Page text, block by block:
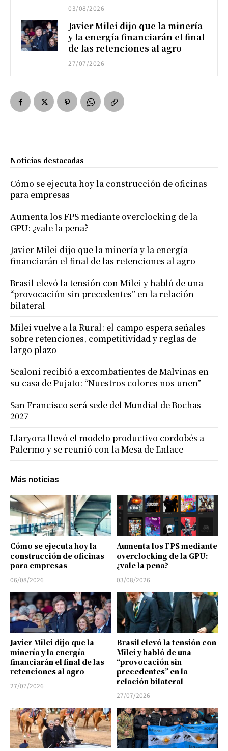
03/08/2026
Javier Milei dijo que la minería
y la energía financiarán el final
de las retenciones al agro
27/07/2026
Más noticias
Cómo se ejecuta hoy la
construcción de oficinas
para empresas
06/08/2026
Aumenta los FPS mediante
overclocking de la GPU:
¿vale la pena?
03/08/2026
Javier Milei dijo que la
minería y la energía
financiarán el final de las
retenciones al agro
27/07/2026
Brasil elevó la tensión con
Milei y habló de una
“provocación sin
precedentes” en la
relación bilateral
27/07/2026
Noticias destacadas
Cómo se ejecuta hoy la construcción de oficinas
para empresas
Aumenta los FPS mediante overclocking de la
GPU: ¿vale la pena?
Javier Milei dijo que la minería y la energía
financiarán el final de las retenciones al agro
Brasil elevó la tensión con Milei y habló de una
“provocación sin precedentes” en la relación
bilateral
Milei vuelve a la Rural: el campo espera señales
sobre retenciones, competitividad y reglas de
largo plazo
Scaloni recibió a excombatientes de Malvinas en
su casa de Pujato: “Nuestros colores nos unen”
San Francisco será sede del Mundial de Bochas
2027
Llaryora llevó el modelo productivo cordobés a
Palermo y se reunió con la Mesa de Enlace